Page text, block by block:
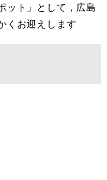
ット」として，広島
くお迎えします